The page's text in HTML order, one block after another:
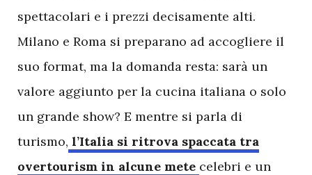
spettacolari e i prezzi decisamente alti.
Milano e Roma si preparano ad accogliere il
suo format, ma la domanda resta: sarà un
valore aggiunto per la cucina italiana o solo
un grande show? E mentre si parla di
turismo, l’Italia si ritrova spaccata tra
overtourism in alcune mete celebri e un